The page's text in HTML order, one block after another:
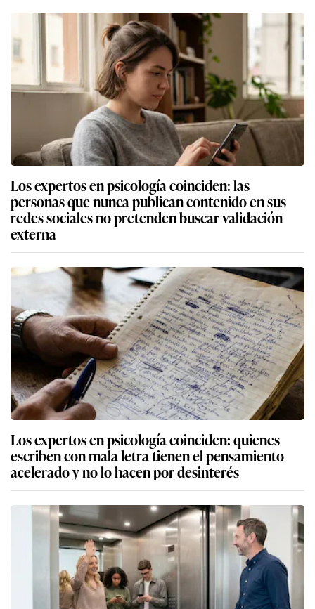
Los expertos en psicología coinciden: las
personas que nunca publican contenido en sus
redes sociales no pretenden buscar validación
externa
Los expertos en psicología coinciden: quienes
escriben con mala letra tienen el pensamiento
acelerado y no lo hacen por desinterés